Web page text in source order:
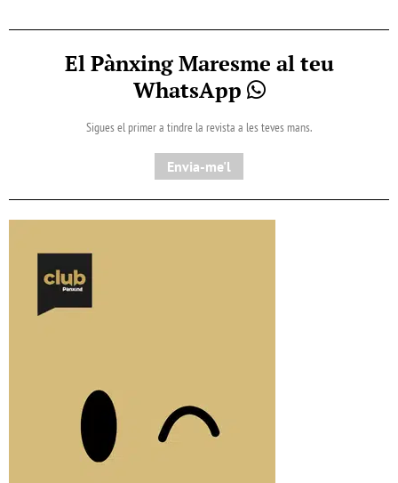
El Pànxing Maresme al teu
WhatsApp
Sigues el primer a tindre la revista a les teves mans.
Envia-me'l